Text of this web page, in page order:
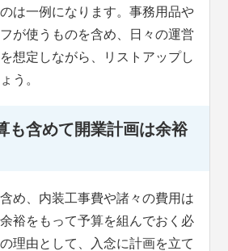
は一例になります。事務用品や
が使うものを含め、日々の運営
想定しながら、リストアップし
う。
も含めて開業計画は余裕
め、内装工事費や諸々の費用は
裕をもって予算を組んでおく必
理由として、入念に計画を立て